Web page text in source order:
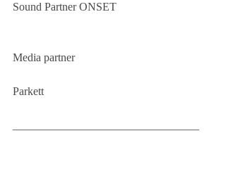
Sound Partner ONSET
Media partner
Parkett